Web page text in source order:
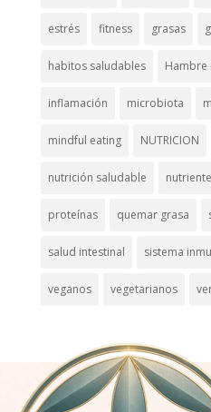
estrés fitness grasas
habitos saludables Hambre
inflamación microbiota
mindful eating NUTRICION
nutrición saludable
proteínas quemar grasa
salud intestinal sistema
veganos vegetarianos